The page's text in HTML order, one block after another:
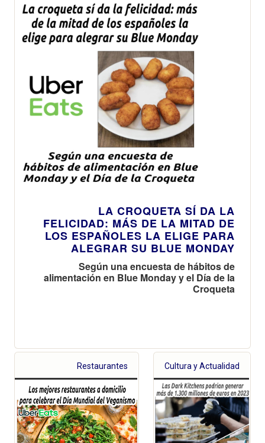
LA CROQUETA SÍ DA LA
FELICIDAD: MÁS DE LA MITAD DE
LOS ESPAÑOLES LA ELIGE PARA
ALEGRAR SU BLUE MONDAY
Según una encuesta de hábitos de
alimentación en Blue Monday y el Día de la
Croqueta
Restaurantes Cultura y Actualidad